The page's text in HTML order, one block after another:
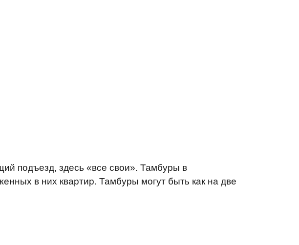
подъезд, здесь «все свои». Тамбуры в
в них квартир. Тамбуры могут быть как на две